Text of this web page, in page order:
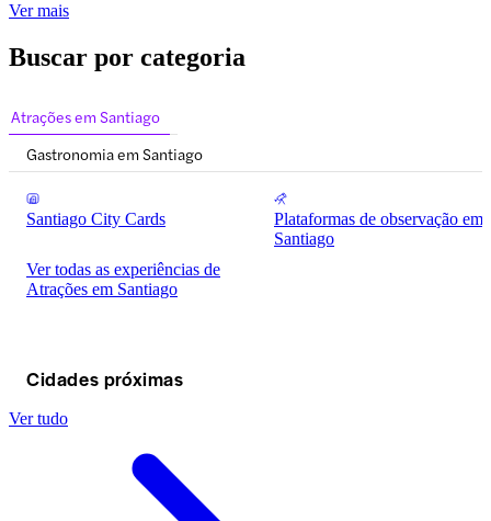
Ver mais
Buscar por categoria
Atrações em Santiago
Gastronomia em Santiago
Santiago City Cards
Plataformas de observação em
Santiago
Ver todas as experiências de
Atrações em Santiago
Cidades próximas
Ver tudo